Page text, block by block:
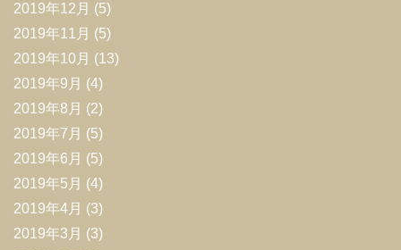
2019年12月 (5)
2019年11月 (5)
2019年10月 (13)
2019年9月 (4)
2019年8月 (2)
2019年7月 (5)
2019年6月 (5)
2019年5月 (4)
2019年4月 (3)
2019年3月 (3)